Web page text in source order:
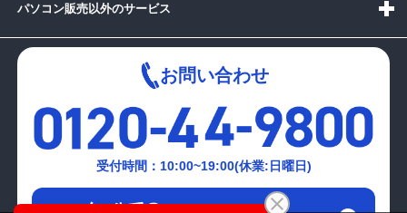
パソコン販売以外のサービス
お問い合わせ
受付時間：10:00~19:00(休業:日曜日)
メールでの